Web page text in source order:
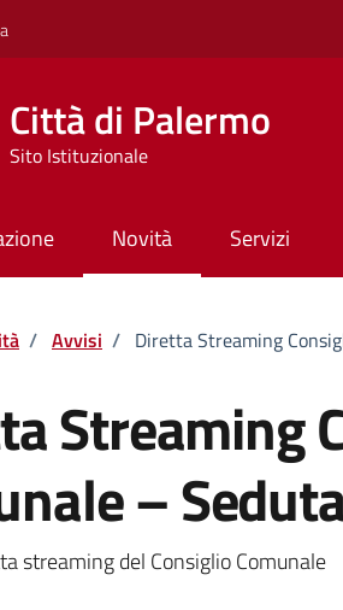
Città di Palermo
Sito Istituzionale
Novità Servizi
/ Avvisi / Diretta Streaming
Streaming
–
della notizia
streaming del Consiglio Comunale